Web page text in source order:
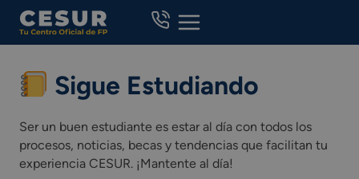
Skip
content
Sigue Estudiando
Ser un buen estudiante es estar al día con todos los
procesos, noticias, becas y tendencias que facilitan tu
experiencia CESUR. ¡Mantente al día!